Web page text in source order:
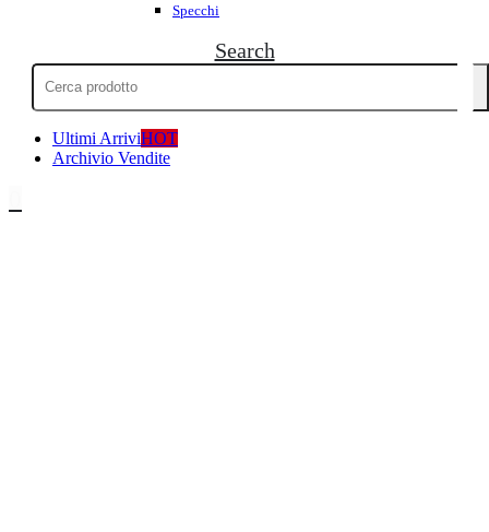
Specchi
Search
Cerca:
Ultimi ArriviHOT
Archivio Vendite